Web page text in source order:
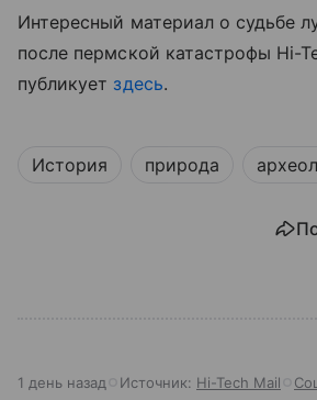
Интересный материал о судьбе
после пермской катастрофы Hi-
публикует здесь.
История природа
1 день назад Источник: Hi-Tech Mail